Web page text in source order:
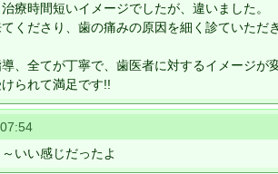
療時間短いイメージでしたが、違いました。
くださり、歯の痛みの原因を細く診ていただ
、全てが丁寧で、歯医者に対するイメージが
られて満足です!!
いい感じだったよ